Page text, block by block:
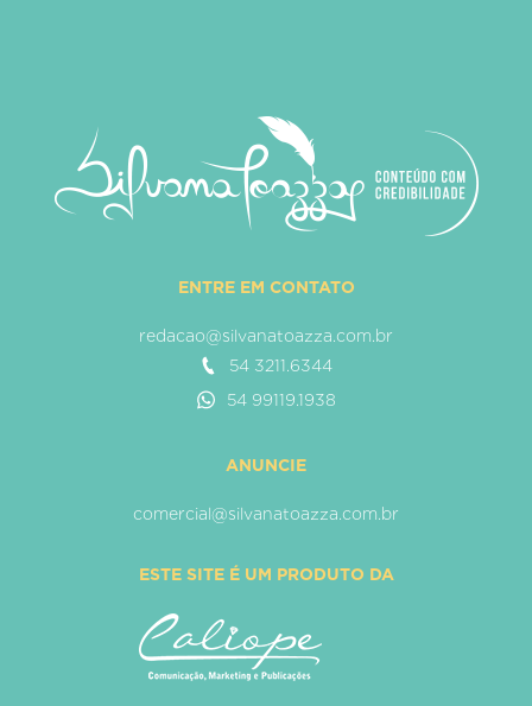
ENTRE EM CONTATO
redacao@silvanatoazza.com.br
54 3211.6344
54 99119.1938
ANUNCIE
comercial@silvanatoazza.com.br
ESTE SITE É UM PRODUTO DA